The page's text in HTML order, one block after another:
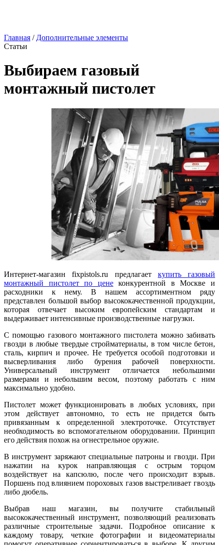
Главная / Дополнительные элементы
Статьи
Выбираем газовый
монтажный пистолет
Интернет-магазин fixpistols.ru предлагает купить газовый
монтажный пистолет по ценеконкурентной в Москве и
расходники к нему. В нашем ассортиментном ряду
представлен большой выбор высококачественной продукции,
которая отвечает высоким европейским стандартам и
выдерживает интенсивные производственные нагрузки.
С помощью газового монтажного пистолета можно забивать
гвозди в любые твердые стройматериалы, в том числе бетон,
сталь, кирпич и прочее. Не требуется особой подготовки и
высверливания либо бурения рабочей поверхности.
Универсальный инструмент отличается небольшими
размерами и небольшим весом, поэтому работать с ним
максимально удобно.
Пистолет может функционировать в любых условиях, при
этом действует автономно, то есть не придется быть
привязанным к определенной электроточке. Отсутствует
необходимость во вспомогательном оборудовании. Принцип
его действия похож на огнестрельное оружие.
В инструмент заряжают специальные патроны и гвозди. При
нажатии на курок направляющая с острым торцом
воздействует на капсюлю, после чего происходит взрыв.
Поршень под влиянием пороховых газов выстреливает гвоздь
либо дюбель.
Выбрав наш магазин, вы получите стабильный
высококачественный инструмент, позволяющий реализовать
различные строительные задачи. Подробное описание к
каждому товару, четкие фотографии и видеоматериалы